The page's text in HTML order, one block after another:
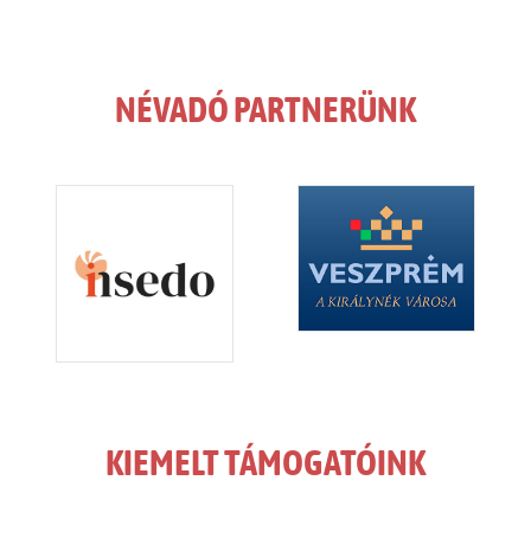
NÉVADÓ PARTNERÜNK
KIEMELT TÁMOGATÓINK